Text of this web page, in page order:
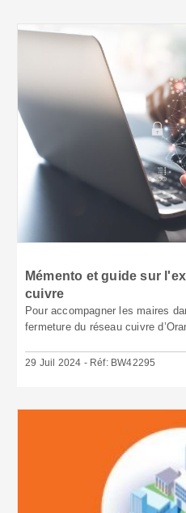
Mémento et guide sur
cuivre
Pour accompagner les maires
fermeture du réseau cuivre
29 Juil 2024 - Réf: BW42295